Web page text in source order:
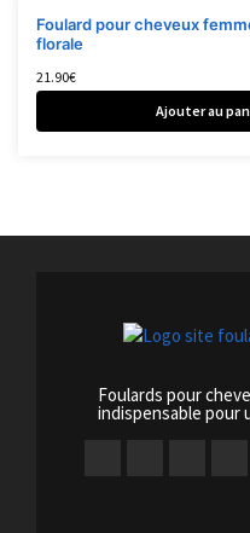
Foulard pour cheveux
florale
21.90€
Ajouter au
Foulards pour
indispensable pour